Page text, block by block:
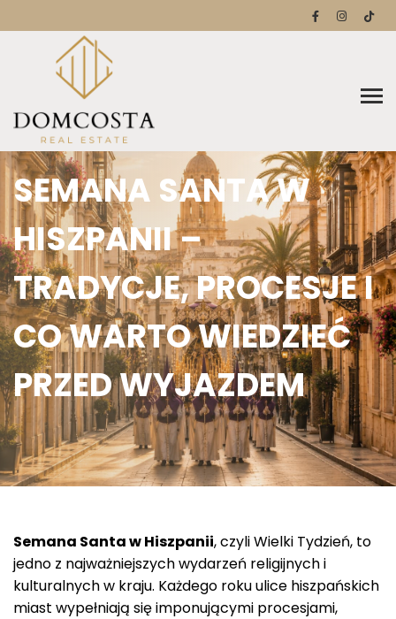
SEMANA SANTA W
HISZPANII –
TRADYCJE, PROCESJE I
CO WARTO WIEDZIEĆ
PRZED WYJAZDEM
Semana Santa w Hiszpanii, czyli Wielki Tydzień, to
jedno z najważniejszych wydarzeń religijnych i
kulturalnych w kraju. Każdego roku ulice hiszpańskich
miast wypełniają się imponującymi procesjami,